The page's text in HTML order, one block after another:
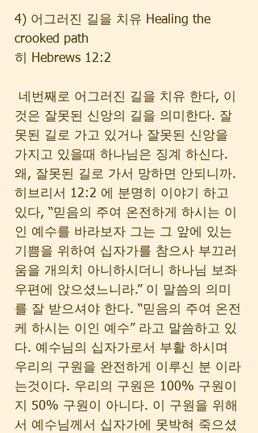
4) 어그러진 길을 치유 Healing the
crooked path
히 Hebrews 12:2
것은 잘못된 신앙의 길을 의미한다. 잘
못된 길로 가고 있거나 잘못된 신앙을
가지고 있을때 하나님은 징계 하신다.
왜, 잘못된 길로 가서 망하면 안되니까.
히브리서 12:2 에 분명히 이야기 하고
있다, “믿음의 주여 온전하게 하시는 이
인 예수를 바라보자 그는 그 앞에 있는
기쁨을 위하여 십자가를 참으사 부끄러
움을 개의치 아니하시더니 하나님 보좌
우편에 앉으셨느니라.” 이 말씀의 의미
를 잘 받으셔야 한다. “믿음의 주여 온전
케 하시는 이인 예수” 라고 말씀하고 있
다. 예수님의 십자가로서 부활 하시며
우리의 구원을 완전하게 이루신 분 이라
는것이다. 우리의 구원은 100% 구원이
지 50% 구원이 아니다. 이 구원을 위해
서 예수님께서 십자가에 못박혀 죽으셨